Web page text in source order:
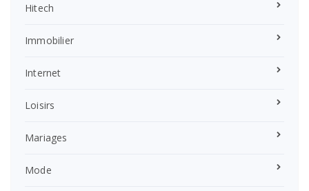
Hitech
Immobilier
Internet
Loisirs
Mariages
Mode